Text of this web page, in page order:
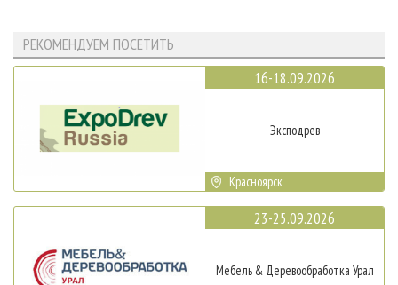
РЕКОМЕНДУЕМ ПОСЕТИТЬ
16-18.09.2026
Эксподрев
Красноярск
23-25.09.2026
Мебель & Деревообработка Урал